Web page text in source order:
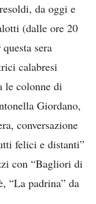
da oggi e
(dalle ore 20
sera
calabresi
le colonne di
Giordano,
conversazione
felici e distanti”
con “Bagliori di
“La padrina” da